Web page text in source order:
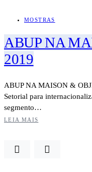
MOSTRAS
ABUP NA
2019
ABUP NA MAISON &
Setorial para
segmento…
LEIA MAIS